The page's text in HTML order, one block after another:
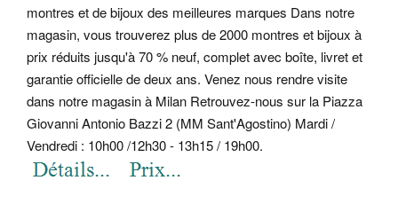
montres et de bijoux des meilleures marques Dans notre
magasin, vous trouverez plus de 2000 montres et bijoux à
prix réduits jusqu'à 70 % neuf, complet avec boîte, livret et
garantie officielle de deux ans. Venez nous rendre visite
dans notre magasin à Milan Retrouvez-nous sur la Piazza
Giovanni Antonio Bazzi 2 (MM Sant'Agostino) Mardi /
Vendredi : 10h00 /12h30 - 13h15 / 19h00.